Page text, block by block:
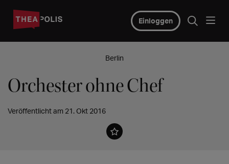
Einloggen
Berlin
Orchester ohne Chef
Veröffentlicht am 21. Okt 2016